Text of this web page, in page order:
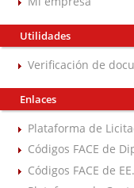
Utilidades
Verificación de
Enlaces
Plataforma de
Códigos FACE de
Códigos FACE de